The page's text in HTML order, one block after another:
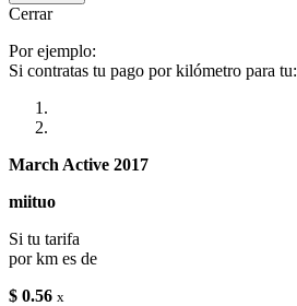
Cerrar
Por ejemplo:
Si contratas tu pago por kilómetro para tu:
March Active 2017
miituo
Si tu tarifa
por km es de
$ 0.56 x